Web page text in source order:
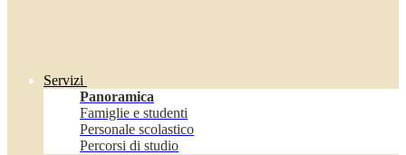
Servizi
Panoramica
Famiglie e studenti
Personale scolastico
Percorsi di studio